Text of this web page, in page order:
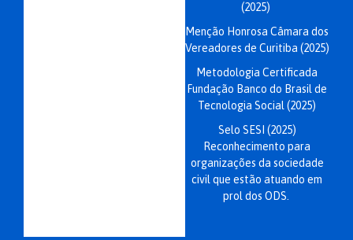
(2025)
Menção Honrosa Câmara dos
Vereadores de Curitiba (2025)
Metodologia Certificada
Fundação Banco do Brasil de
Tecnologia Social (2025)
Selo SESI (2025)
Reconhecimento para
organizações da sociedade
civil que estão atuando em
prol dos ODS.